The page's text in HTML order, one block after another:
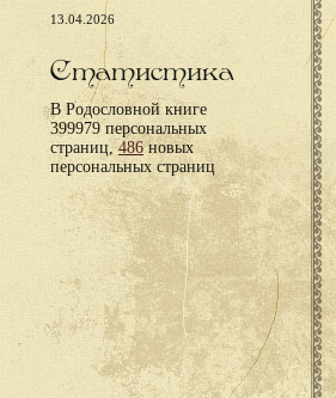
13.04.2026
Статистика
В Родословной книге
399979 персональных
страниц,486новых
персональных страниц